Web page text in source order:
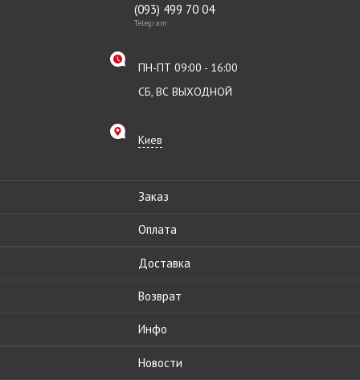
(093) 499 70 04
Telegram
ПН-ПТ 09:00 - 16:00
СБ, ВС ВЫХОДНОЙ
Киев
Заказ
Оплата
Доставка
Возврат
Инфо
Новости